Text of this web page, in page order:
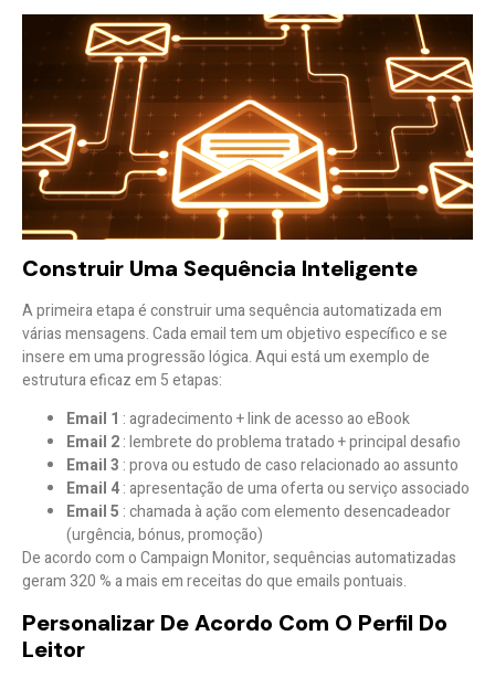
Construir Uma Sequência Inteligente
A primeira etapa é construir uma sequência automatizada em
várias mensagens. Cada email tem um objetivo específico e se
insere em uma progressão lógica. Aqui está um exemplo de
estrutura eficaz em 5 etapas:
Email 1 : agradecimento + link de acesso ao eBook
Email 2: lembrete do problema tratado + principal desafio
Email 3 : prova ou estudo de caso relacionado ao assunto
Email 4: apresentação de uma oferta ou serviço associado
Email 5 : chamada à ação com elemento desencadeador
(urgência, bónus, promoção)
De acordo com o Campaign Monitor, sequências automatizadas
geram 320 % a mais em receitasdo que emails pontuais.
Personalizar De Acordo Com O Perfil Do
Leitor